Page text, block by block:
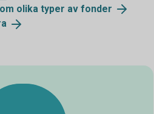
olika typer av fonder